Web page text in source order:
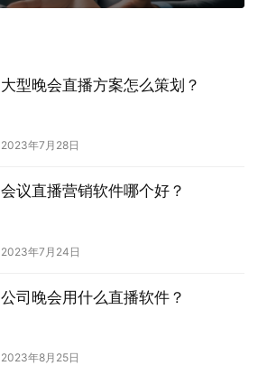
大型晚会直播方案怎么策划？
2023年7月28日
会议直播营销软件哪个好？
2023年7月24日
公司晚会用什么直播软件？
2023年8月25日